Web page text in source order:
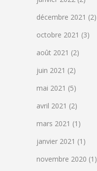
décembre 2021 (2)
octobre 2021 (3)
août 2021 (2)
juin 2021 (2)
mai 2021 (5)
avril 2021 (2)
mars 2021 (1)
janvier 2021 (1)
novembre 2020 (1)